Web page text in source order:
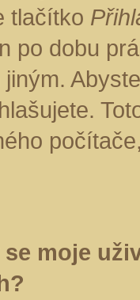
tlačítko
po dobu
moje